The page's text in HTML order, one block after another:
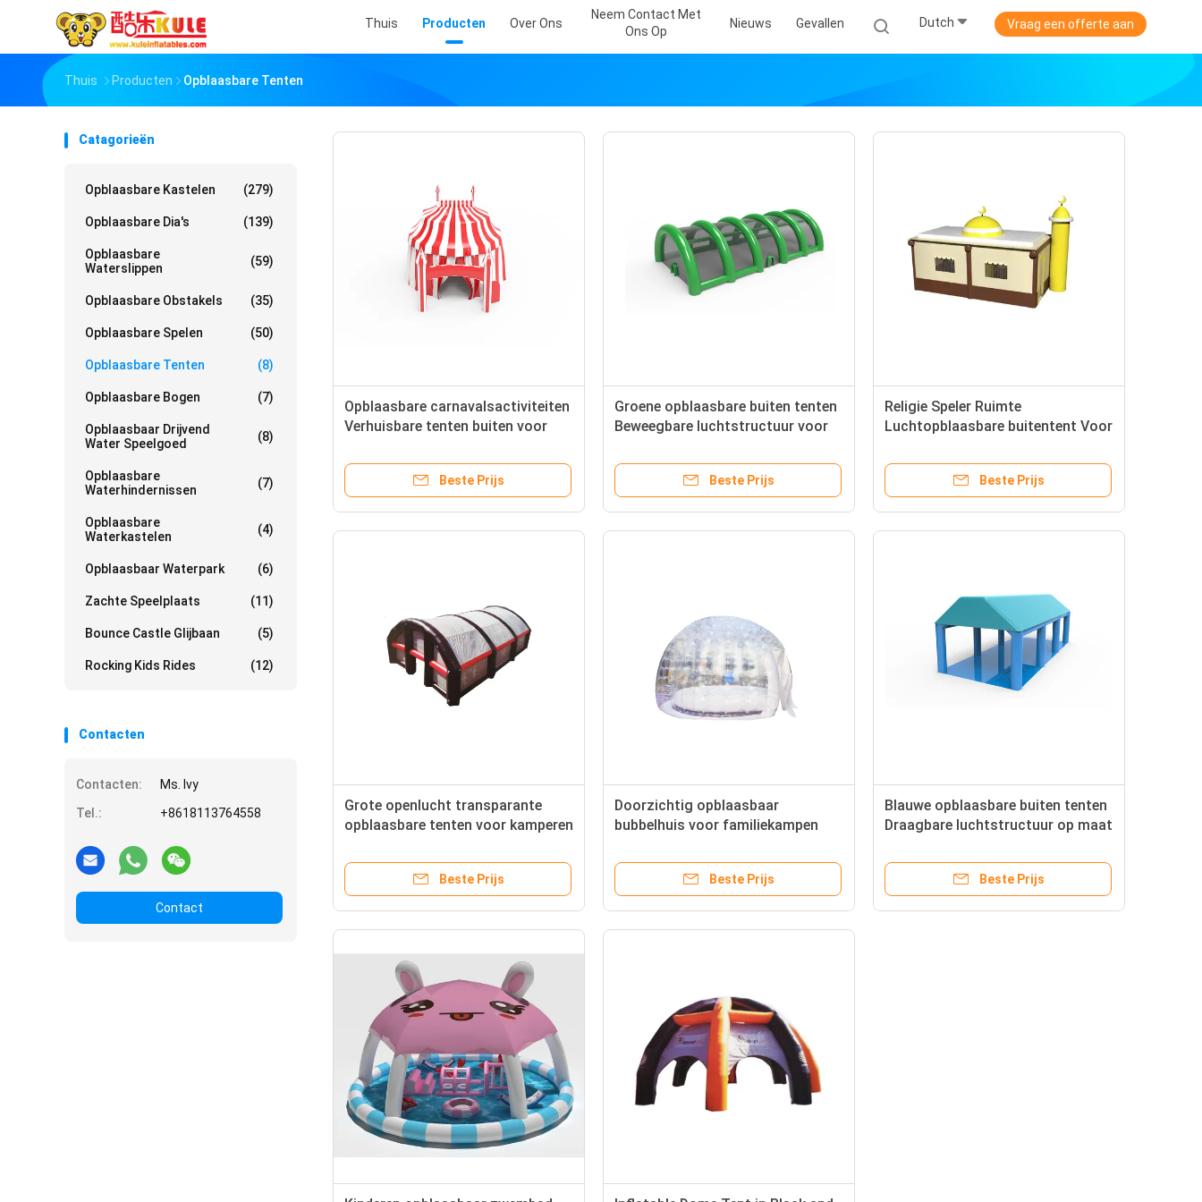
Thuis Producten Over Ons
Neem Contact Met
Ons Op
Nieuws Gevallen Dutch Vraag een offerte aan
Thuis Producten Opblaasbare Tenten
Catagorieën
Opblaasbare Kastelen (279)
Opblaasbare Dia's (139)
Opblaasbare
Waterslippen
(59)
Opblaasbare Obstakels (35)
Opblaasbare Spelen (50)
Opblaasbare Tenten (8)
Opblaasbare Bogen (7)
Opblaasbaar Drijvend
Water Speelgoed
(8)
Opblaasbare
Waterhindernissen
(7)
Opblaasbare
Waterkastelen
(4)
Opblaasbaar Waterpark (6)
Zachte Speelplaats (11)
Bounce Castle Glijbaan (5)
Rocking Kids Rides (12)
Contacten
Contacten:
Ms. Ivy
Tel.:
+8618113764558
Contact
Opblaasbare carnavalsactiviteiten
Verhuisbare tenten buiten voor
Beste Prijs
Groene opblaasbare buiten tenten
Beweegbare luchtstructuur voor
Beste Prijs
Religie Speler Ruimte
Luchtopblaasbare buitentent Voor
Beste Prijs
Grote openlucht transparante
opblaasbare tenten voor kamperen
Beste Prijs
Doorzichtig opblaasbaar
bubbelhuis voor familiekampen
Beste Prijs
Blauwe opblaasbare buiten tenten
Draagbare luchtstructuur op maat
Beste Prijs